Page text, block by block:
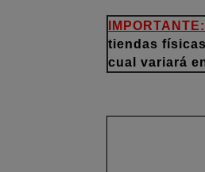
IMPORTANTE:
tiendas
cual variará